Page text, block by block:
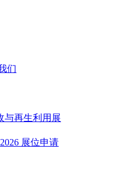
们
与再生利用展
2026 展位申请